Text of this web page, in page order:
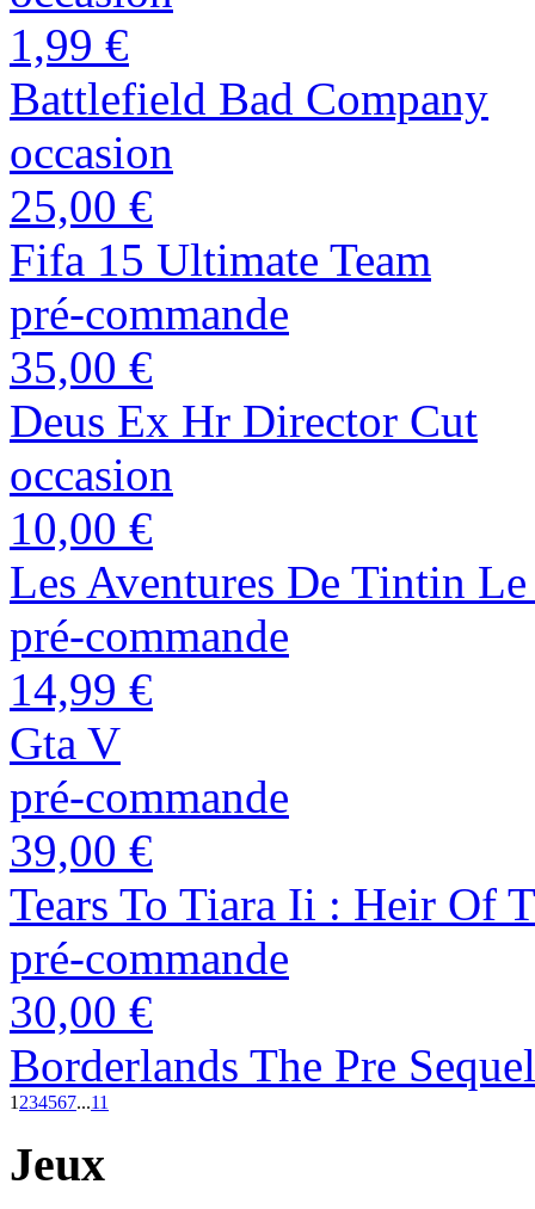
1,99 €
Battlefield Bad Company
occasion
25,00 €
Fifa 15 Ultimate Team
pré-commande
35,00 €
Deus Ex Hr Director Cut
occasion
10,00 €
Les Aventures De Tintin
pré-commande
14,99 €
Gta V
pré-commande
39,00 €
Tears To Tiara Ii : Heir Of
pré-commande
30,00 €
Borderlands The Pre Sequel
1 234567...11
Jeux